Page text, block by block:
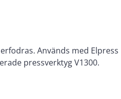
pressverktyg V1300.